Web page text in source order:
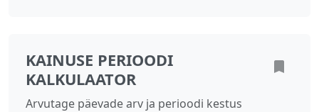
KAINUSE PERIOODI
KALKULAATOR
Arvutage päevade arv ja perioodi kestus